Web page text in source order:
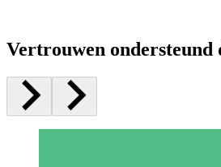
Vertrouwen ondersteund